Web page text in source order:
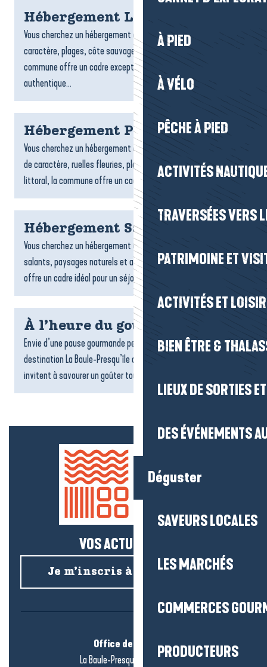
À PIED
À VÉLO
PÊCHE À PIED
ACTIVITÉS
TRAVERSÉES VERS
PATRIMOINE ET
ACTIVITÉS ET
BIEN ÊTRE &
LIEUX DE SORTIES
DES ÉVÉNEMENTS
Déguster
SAVEURS LOCALES
LES MARCHÉS
COMMERCES
PRODUCTEURS
Hébergement Le Croisic
Vous cherchez un hébergement au Croisic ? Entre port de
caractère, plages, côte sauvage et ruelles typiques, la
commune offre un cadre exceptionnel pour un séjour
authentique...
Hébergement Piriac-sur-Mer
Vous cherchez un hébergement à Piriac-sur-Mer ? Entre village
de caractère, ruelles fleuries, plages, criques et charme du
littoral, la commune offre un cadre idéal pour un...
Hébergement Saint-Molf
Vous cherchez un hébergement à Saint-Molf ? Entre marais
salants, paysages naturels et ambiance paisible, la commune
offre un cadre idéal pour un séjour ressourçant. Locations,...
À l’heure du goûter
Envie d’une pause gourmande pendant votre séjour ? Sur la
destination La Baule-Presqu’île de Guérande, de nombreux lieux
invitent à savourer un goûter tout en douceur : salons...
VOS ACTUS SALÉES !
Je m’inscris à la newsletter
Office de tourisme
La Baule-Presqu’île de Guérande